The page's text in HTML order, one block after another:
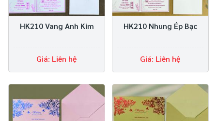
HK210 Vang Anh Kim
Giá: Liên hệ
HK210 Nhung Ép Bạc
Giá: Liên hệ